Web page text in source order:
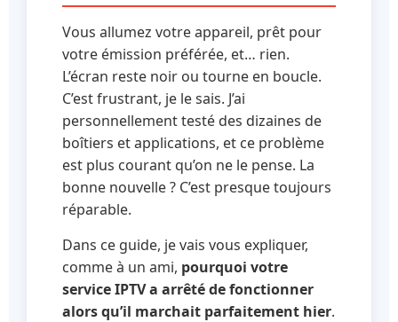
Vous allumez votre appareil, prêt pour
votre émission préférée, et… rien.
L’écran reste noir ou tourne en boucle.
C’est frustrant, je le sais. J’ai
personnellement testé des dizaines de
boîtiers et applications, et ce problème
est plus courant qu’on ne le pense. La
bonne nouvelle ? C’est presque toujours
réparable.
Dans ce guide, je vais vous expliquer,
comme à un ami, pourquoi votre
service IPTV a arrêté de fonctionner
alors qu’il marchait parfaitement hier.